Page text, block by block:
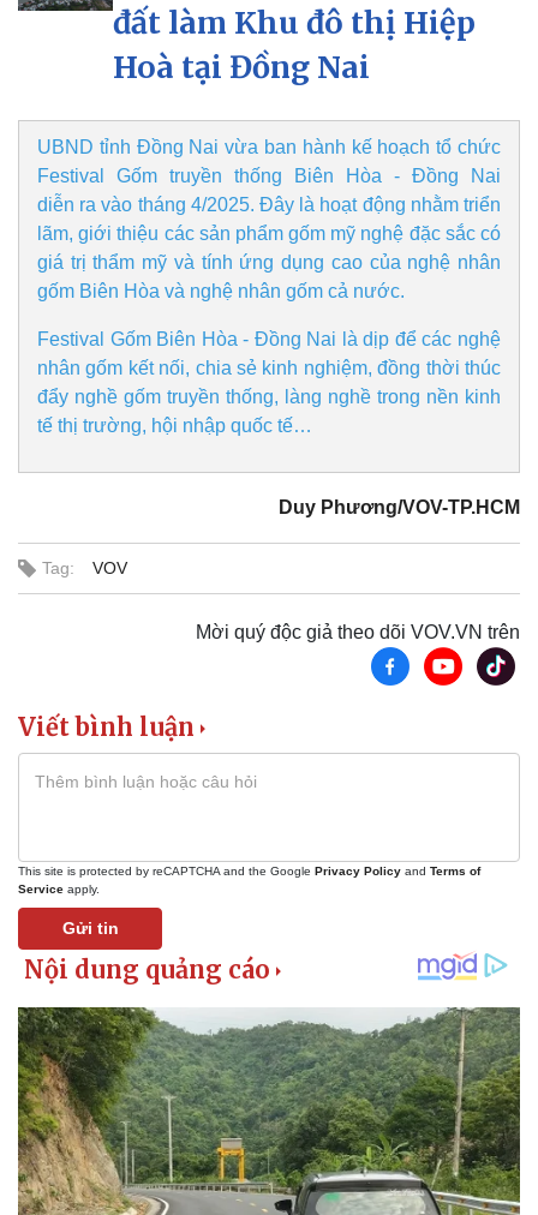
Doanh nghiệp
Thông tin doanh nghiệp
Doanh nghiệp 24h
Doanh nhân
Vì cộng đồng
Công nghệ
Sành điệu
Tin Công nghệ
Trải nghiệm
Chuyển đổi số
Sức khỏe
Dinh dưỡng - món ngon
Đời sống
Nhà đẹp
đất làm Khu đô thị Hiệp
Hoà tại Đồng Nai
UBND tỉnh Đồng Nai vừa ban hành kế hoạch tổ chức
Festival Gốm truyền thống Biên Hòa - Đồng Nai
diễn ra vào tháng 4/2025. Đây là hoạt động nhằm triển
lãm, giới thiệu các sản phẩm gốm mỹ nghệ đặc sắc có
giá trị thẩm mỹ và tính ứng dụng cao của nghệ nhân
gốm Biên Hòa và nghệ nhân gốm cả nước.
Festival Gốm Biên Hòa - Đồng Nai là dịp để các nghệ
nhân gốm kết nối, chia sẻ kinh nghiệm, đồng thời thúc
đẩy nghề gốm truyền thống, làng nghề trong nền kinh
tế thị trường, hội nhập quốc tế…
Duy Phương/VOV-TP.HCM
Tag: VOV
Mời quý độc giả theo dõi VOV.VN trên
Viết bình luận
This site is protected by reCAPTCHA and the Google Privacy Policy and Terms of
Service apply.
Gửi tin